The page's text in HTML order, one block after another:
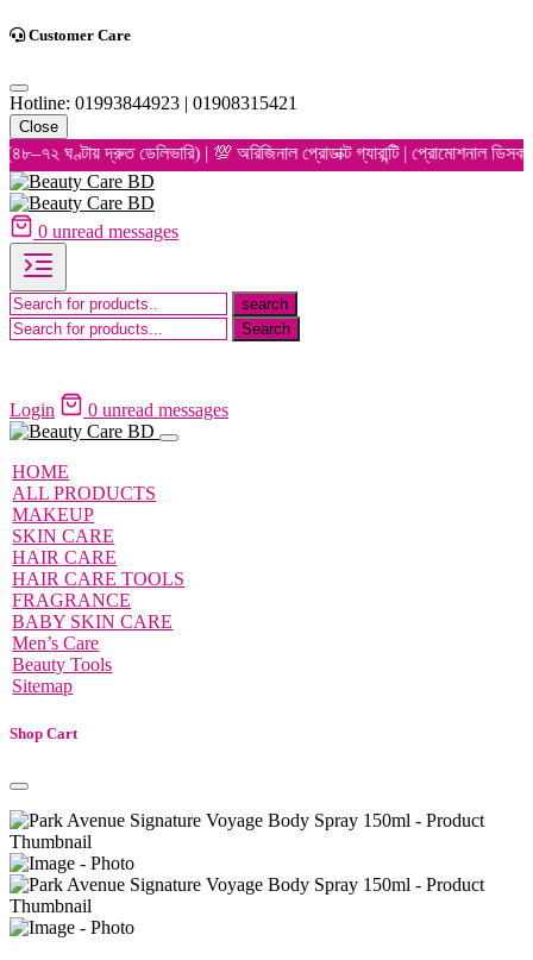
Customer Care
Hotline: 01993844923 | 01908315421
Close
ঘণ্টায় দ্রুত ডেলিভারি) | 💯 অরিজিনাল প্রোডাক্ট গ্যারান্টি | প্রোমোশনাল
0 unread messages
Login 0 unread messages
HOME
ALL PRODUCTS
MAKEUP
SKIN CARE
HAIR CARE
HAIR CARE TOOLS
FRAGRANCE
BABY SKIN CARE
Men’s Care
Beauty Tools
Sitemap
Shop Cart